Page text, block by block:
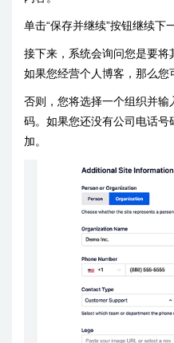
单击“保存并继续”按钮继续下
接下来，系统会询问您是要将
如果您经营个人博客，那么您
否则，您将选择一个组织并
码。如果您还没有公司电话
加。